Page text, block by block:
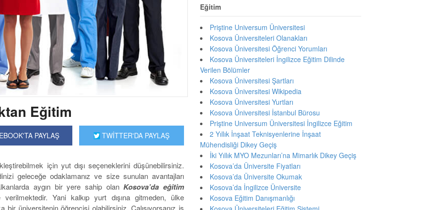
Eğitim
PAYLAŞ TWİTTER'DA PAYLAŞ
için yut dışı seçeneklerini düşünebilirsiniz.
geleceğe odaklamanız ve size sunulan avantajları
aygın bir yere sahip olanKosova’da eğitim
Yani kalkıp yurt dışına gitmeden, ülke
üniversitenin öğrencisi olabilirsiniz. Çalışıyorsanız iş
Eğitim
Priştine Universum Üniversitesi
Kosova Üniversiteleri Olanakları
Kosova Üniversitesi Öğrenci Yorumları
Kosova Üniversiteleri İngilizce Eğitim Dilinde
Verilen Bölümler
Kosova Üniversitesi Şartları
Kosova Üniversitesi Wikipedia
Kosova Üniversitesi Yurtları
Kosova Üniversitesi İstanbul Bürosu
Priştine Universum Üniversitesi İngilizce Eğitim
2 Yıllık İnşaat Teknisyenlerine İnşaat
Mühendisliği Dikey Geçiş
İki Yıllık MYO Mezunları’na Mimarlık Dikey Geçiş
Kosova’da Üniversite Fiyatları
Kosova’da Üniversite Okumak
Kosova’da İngilizce Üniversite
Kosova Eğitim Danışmanlığı